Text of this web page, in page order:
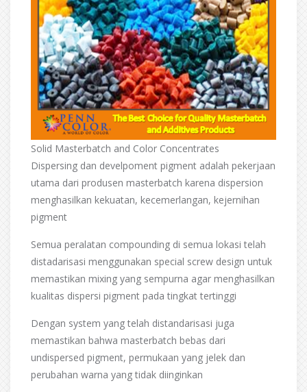
Solid Masterbatch and Color Concentrates
Dispersing dan develpoment pigment adalah pekerjaan
utama dari produsen masterbatch karena dispersion
menghasilkan kekuatan, kecemerlangan, kejernihan
pigment
Semua peralatan compounding di semua lokasi telah
distadarisasi menggunakan special screw design untuk
memastikan mixing yang sempurna agar menghasilkan
kualitas dispersi pigment pada tingkat tertinggi
Dengan system yang telah distandarisasi juga
memastikan bahwa masterbatch bebas dari
undispersed pigment, permukaan yang jelek dan
perubahan warna yang tidak diinginkan